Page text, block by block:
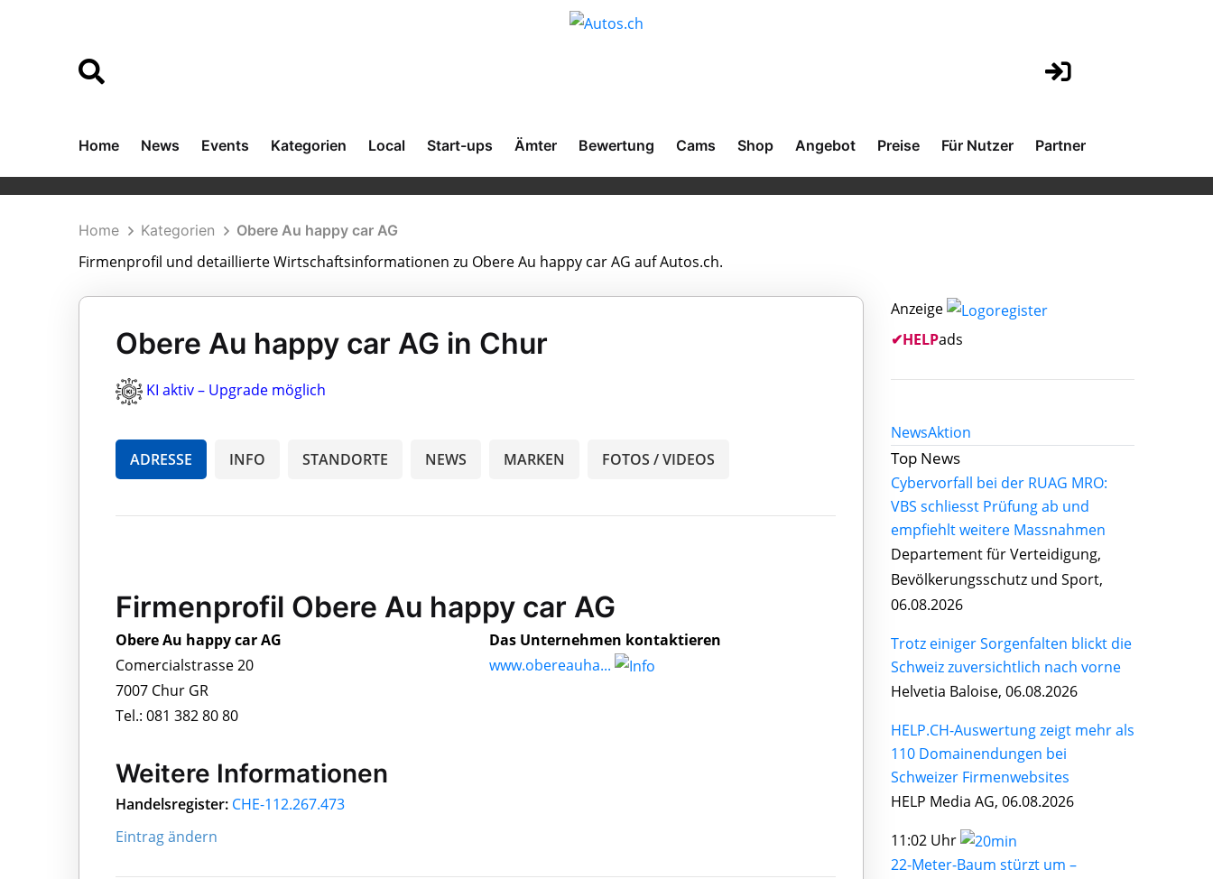
Home News Events Kategorien Local Start-ups Ämter Bewertung Cams Shop Angebot Preise Für Nutzer Partner
Home Kategorien Obere Au happy car AG
Firmenprofil und detaillierte Wirtschaftsinformationen zu Obere Au happy car AG auf Autos.ch.
Obere Au happy car AG in Chur
KI aktiv – Upgrade möglich
ADRESSE INFO STANDORTE NEWS MARKEN FOTOS / VIDEOS
Firmenprofil Obere Au happy car AG
Obere Au happy car AG
Comercialstrasse 20
7007 Chur GR
Tel.: 081 382 80 80
Das Unternehmen kontaktieren
www.obereauha...
Weitere Informationen
Handelsregister: CHE-112.267.473
Eintrag ändern
Anzeige
✔HELPads
NewsAktion
Top News
Cybervorfall bei der RUAG MRO:
VBS schliesst Prüfung ab und
empfiehlt weitere Massnahmen
Departement für Verteidigung,
Bevölkerungsschutz und Sport,
06.08.2026
Trotz einiger Sorgenfalten blickt die
Schweiz zuversichtlich nach vorne
Helvetia Baloise, 06.08.2026
HELP.CH-Auswertung zeigt mehr als
110 Domainendungen bei
Schweizer Firmenwebsites
HELP Media AG, 06.08.2026
11:02 Uhr
22-Meter-Baum stürzt um –